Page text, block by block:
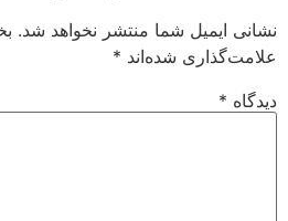
نشانی ایمیل شما منتشر نخواهد شد.
علامت‌گذاری شده‌اند *
دیدگاه *